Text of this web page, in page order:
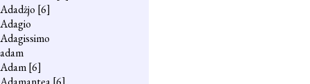
Adadżjo [6]
Adagio
Adagissimo
adam
Adam[6]